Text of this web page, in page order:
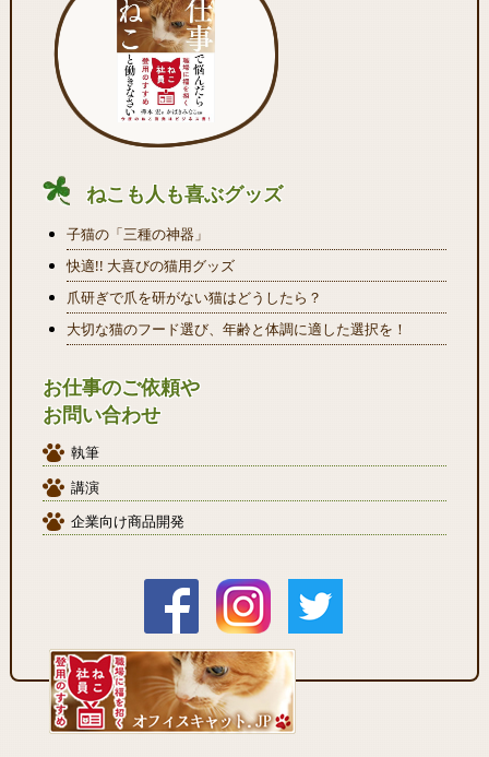
ねこも人も喜ぶグッズ
子猫の「三種の神器」
快適!! 大喜びの猫用グッズ
爪研ぎで爪を研がない猫はどうしたら？
大切な猫のフード選び、年齢と体調に適した選択を！
お仕事のご依頼や
お問い合わせ
執筆
講演
企業向け商品開発